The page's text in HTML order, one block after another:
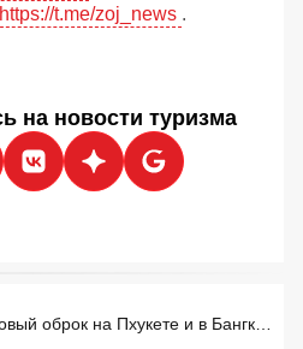
https://t.me/zoj_news .
на новости туризма
Новый оброк на Пхукете и в Бангкоке: у туристов в Таиланде попросили денег